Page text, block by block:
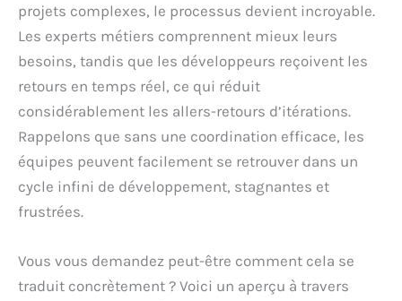
projets complexes, le processus devient incroyable.
Les experts métiers comprennent mieux leurs
besoins, tandis que les développeurs reçoivent les
retours en temps réel, ce qui réduit
considérablement les allers-retours d’itérations.
Rappelons que sans une coordination efficace, les
équipes peuvent facilement se retrouver dans un
cycle infini de développement, stagnantes et
frustrées.
Vous vous demandez peut-être comment cela se
traduit concrètement ? Voici un aperçu à travers